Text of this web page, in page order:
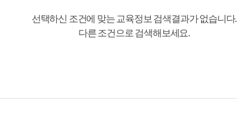
선택하신 조건에 맞는 교육정보 검색결과가 없습니다.
다른 조건으로 검색해보세요.